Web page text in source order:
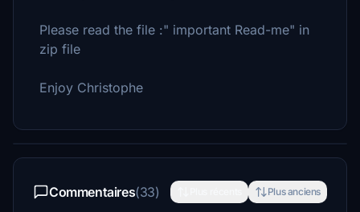
Please read the file :" important Read-me" in
zip file
Enjoy Christophe
Commentaires(33) Plus anciens